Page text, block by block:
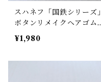
スハネフ「国鉄シリーズ」
ボタンリメイクヘアゴム
（大）タッセルつき
¥1,980